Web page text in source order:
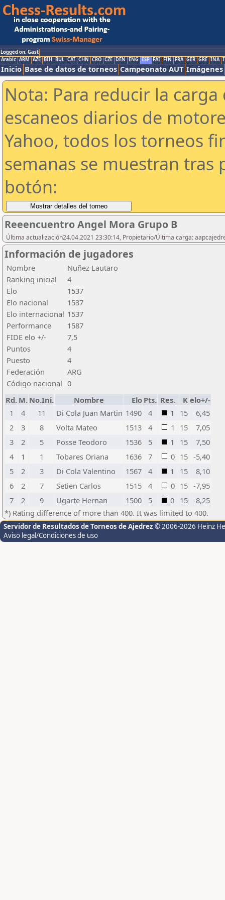
Logged on: Gast
Arabic ARM AZE BIH BUL CAT CHN CRO CZE DEN ENG ESP FAI FIN FRA GER GRE INA
Inicio Base de datos de torneos Campeonato AUT Imágenes
Nota: Para reducir la
escaneos diarios de
Yahoo, todos los torneos
semanas se muestran tras
botón:
Reeencuentro Angel Mora Grupo B
Última actualización24.04.2021 23:30:14, Propietario/Última carga:
Información de jugadores
Nombre
Nuñez Lautaro
Ranking inicial
4
Elo
1537
Elo nacional
1537
Elo internacional 1537
Performance
1587
FIDE elo +/-
7,5
Puntos
4
Puesto
4
Federación
ARG
Código nacional 0
Rd. M. No.Ini. Nombre Elo Pts. Res. K elo+/-
1
4 11 Di Cola Juan Martin 1490 4 1 15
6,45
2
3 8 Volta Mateo 1513 4 1 15
7,05
3
2 5 Posse Teodoro 1536 5 1 15
7,50
4
1 1 Tobares Oriana 1636 7 0 15 -5,40
5
2 3 Di Cola Valentino 1567 4 1 15
8,10
6
2 7 Setien Carlos 1515 4 0 15 -7,95
7
2 9 Ugarte Hernan 1500 5 0 15 -8,25
*) Rating difference of more than 400. It was limited to 400.
Servidor de Resultados de Torneos de Ajedrez © 2006-2026 Heinz
Aviso legal/Condiciones de uso